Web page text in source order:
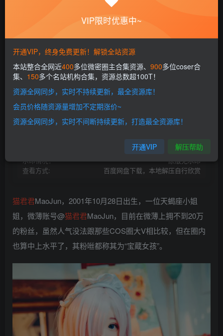
此内容为付费资源，请付费后查看
会员专属资源
您暂无购买权限，请先开通会员
开通会员
网盘资源不会解压的请点此查看解压教程>
Gz/7z/Zip压缩包
水印情况：
原版无水印
查看方式:
百度网盘下载，本地解压自行欣赏
猫君君MaoJun，2001年10月28日出生，一位天蝎座小姐
姐，微薄账号@猫君君MaoJun，目前在微薄上拥不到20万
的粉丝，虽然人气没法跟那些COS圈大V相比较，但在圈内
也算中上水平了，其粉咝都称其为“宝蔵女孩”。
VIP限时优惠中~
开通VIP，终身免费更新！解锁全站资源
本站整合全网近400多位微密圈主合集资源、 900多位coser合
集、 150多个名站机构合集，资源总数超100T！
资源全网同步，实时不持续更新，最全资源库！
会员价格随资源量增加不定期涨价~
资源全网同步，实时不间断持续更新，打造最全资源库！
开通VIP 解压帮助